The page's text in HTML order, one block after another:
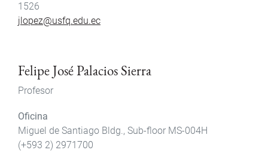
1526
jlopez@usfq.edu.ec
Felipe José Palacios Sierra
Profesor
Oficina
Miguel de Santiago Bldg., Sub-floor MS-004H
(+593 2) 2971700